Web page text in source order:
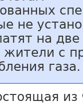
не
на
с
газа.
из